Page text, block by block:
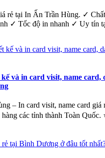
rẻ tại In Ấn Trần Hùng. ✓
✓ Tốc độ in nhanh ✓ Uy tín
và in card visit, name card,
– In card visit, name card giá
các tỉnh thành Toàn